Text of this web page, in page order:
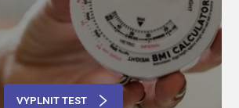
VYPLNIT TEST